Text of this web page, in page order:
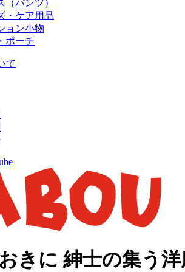
（パンツ）
・ケア用品
ョン小物
ポーチ
て
きに 紳士の集う